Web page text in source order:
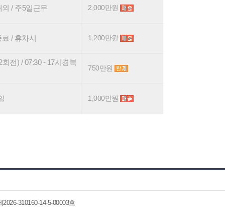
/ 주5일근무 2,000만원
/ 휴차시 1,200만원
전) / 07:30 - 17시경복
750만원
1,000만원
310160-14-5-00003호